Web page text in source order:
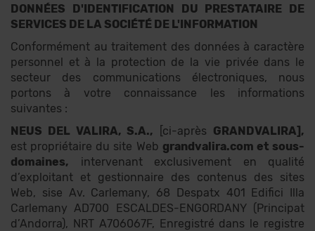
DONNÉES D'IDENTIFICATION DU PRESTATAIRE DE
SERVICES DE LA SOCIÉTÉ DE L'INFORMATION
Conformément au traitement des données à caractère
personnel et à la protection de la vie privée dans le
secteur des communications électroniques, nous
portons à votre connaissance les informations
suivantes :
NEUS DEL VALIRA, S.A., [ci-après GRANDVALIRA],
est propriétaire du site Web grandvalira.com et sous-
domaines, intervenant exclusivement en qualité
d’exploitant et gestionnaire des contenus des sites
Web, sise Av. Carlemany, 68 Despatx 401 Edifici Illa
Carlemany AD700 ESCALDES-ENGORDANY (Principat
d’Andorra), NRT A706067F, Enregistré dans le registre